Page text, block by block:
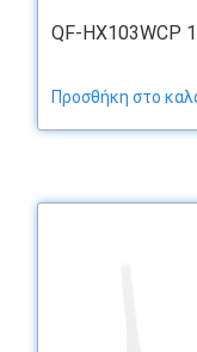
QF-HX103WCP
Προσθήκη στο